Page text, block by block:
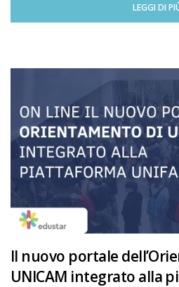
LEGGI DI
Il nuovo portale
UNICAM integrato alla